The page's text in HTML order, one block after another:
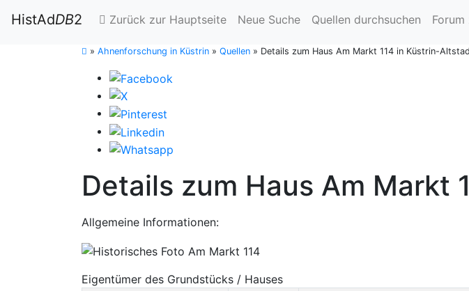
HistAdDB2 Zurück zur Hauptseite Neue Suche Quellen durchsuchen
» Ahnenforschung in Küstrin » Quellen » Details zum Haus Am Markt 114 in Küstrin-
Details zum Haus Am Markt
Allgemeine Informationen:
Eigentümer des Grundstücks / Hauses